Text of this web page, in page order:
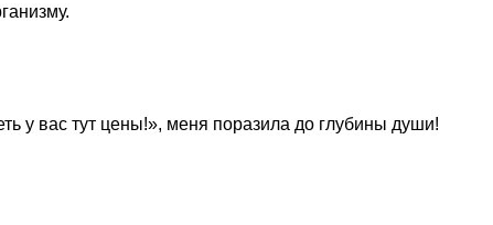
у вас тут цены!», меня поразила до глубины души!